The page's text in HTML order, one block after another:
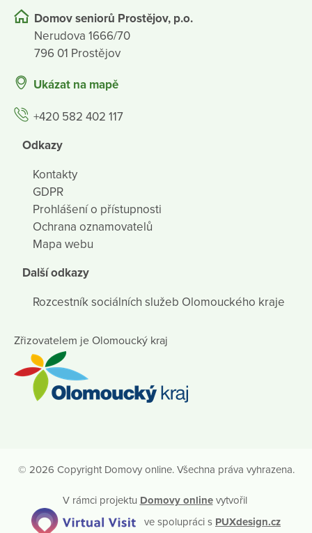
Domov seniorů Prostějov, p.o.
Nerudova 1666/70
796 01 Prostějov
Ukázat na mapě
+420 582 402 117
Odkazy
Kontakty
GDPR
Prohlášení o přístupnosti
Ochrana oznamovatelů
Mapa webu
Další odkazy
Rozcestník sociálních služeb Olomouckého kraje
Zřizovatelem je Olomoucký kraj
© 2026 Copyright Domovy online. Všechna práva vyhrazena.
V rámci projektu Domovy onlinevytvořil
ve spolupráci s PUXdesign.cz